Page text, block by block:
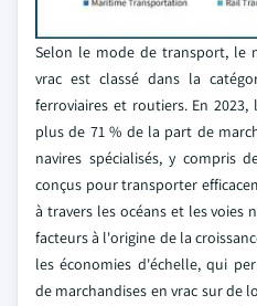
Selon le mode de transport, le
vrac est classé dans la
ferroviaires et routiers. En
plus de 71 % de la part de
navires spécialisés, y compris
conçus pour transporter
à travers les océans et les voies
facteurs à l'origine de la
les économies d'échelle, qui
de marchandises en vrac sur de